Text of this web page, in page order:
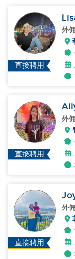
直接聘用
外佣
直接聘用
外佣
直接聘用
外佣